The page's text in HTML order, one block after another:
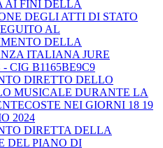
AI FINI DELLA
DEGLI ATTI DI STATO
AL
DELLA
ITALIANA JURE
CIG B1165BE9C9
DIRETTO DELLO
MUSICALE DURANTE LA
NEI GIORNI 18 19
2024
DIRETTA DELLA
DEL PIANO DI